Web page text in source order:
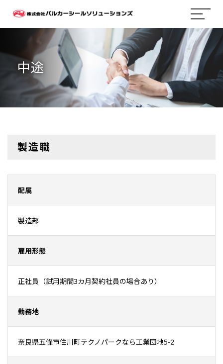
中途
製造職
配属
製造部
雇用形態
正社員（試用期間3カ月契約社員の場合あり）
勤務地
奈良県五條市住川町テクノパークなら工業団地5-2